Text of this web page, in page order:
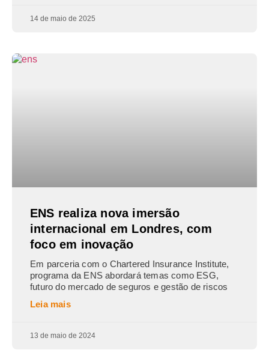
14 de maio de 2025
ENS realiza nova imersão
internacional em Londres, com
foco em inovação
Em parceria com o Chartered Insurance Institute,
programa da ENS abordará temas como ESG,
futuro do mercado de seguros e gestão de riscos
Leia mais
13 de maio de 2024